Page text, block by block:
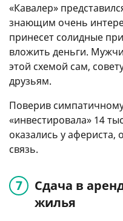
«Кавалер»
знающим очень
принесет солидные
вложить деньги.
этой схемой сам,
друзьям.
Поверив
«инвестировала» 14
оказались у афериста,
связь.
Сдача в
жилья